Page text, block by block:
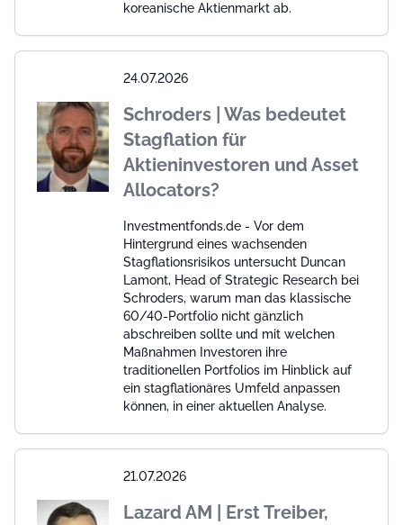
koreanische Aktienmarkt ab.
24.07.2026
Schroders | Was bedeutet
Stagflation für
Aktieninvestoren und Asset
Allocators?
Investmentfonds.de - Vor dem
Hintergrund eines wachsenden
Stagflationsrisikos untersucht Duncan
Lamont, Head of Strategic Research bei
Schroders, warum man das klassische
60/40-Portfolio nicht gänzlich
abschreiben sollte und mit welchen
Maßnahmen Investoren ihre
traditionellen Portfolios im Hinblick auf
ein stagflationäres Umfeld anpassen
können, in einer aktuellen Analyse.
21.07.2026
Lazard AM | Erst Treiber,